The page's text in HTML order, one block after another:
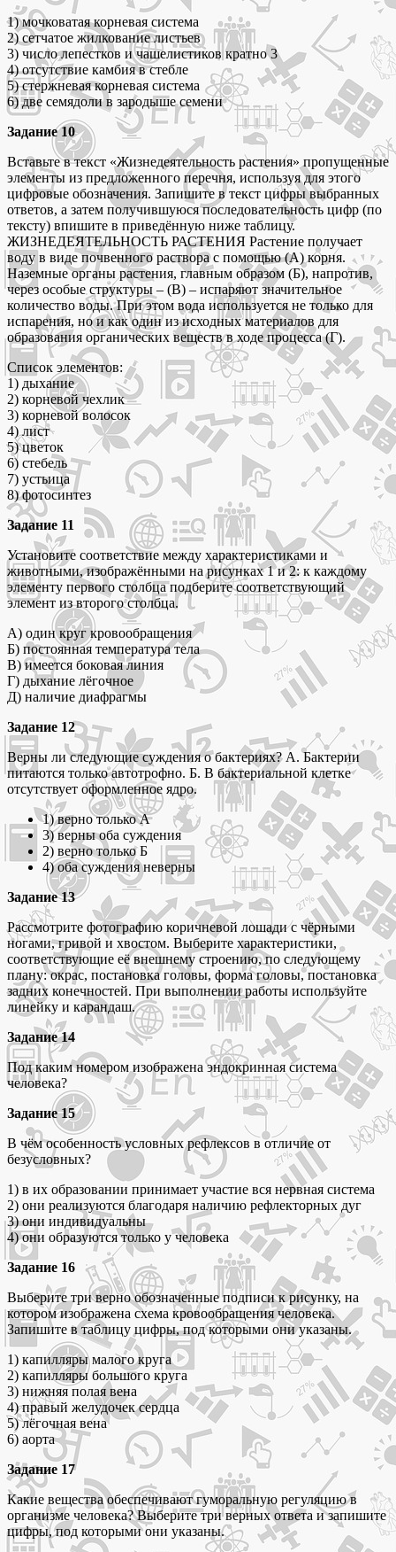
1) мочковатая корневая система
2) сетчатое жилкование листьев
3) число лепестков и чашелистиков кратно 3
4) отсутствие камбия в стебле
5) стержневая корневая система
6) две семядоли в зародыше семени
Задание 10
Вставьте в текст «Жизнедеятельность растения» пропущенные
элементы из предложенного перечня, используя для этого
цифровые обозначения. Запишите в текст цифры выбранных
ответов, а затем получившуюся последовательность цифр (по
тексту) впишите в приведённую ниже таблицу.
ЖИЗНЕДЕЯТЕЛЬНОСТЬ РАСТЕНИЯ Растение получает
воду в виде почвенного раствора с помощью (А) корня.
Наземные органы растения, главным образом (Б), напротив,
через особые структуры – (В) – испаряют значительное
количество воды. При этом вода используется не только для
испарения, но и как один из исходных материалов для
образования органических веществ в ходе процесса (Г).
Список элементов:
1) дыхание
2) корневой чехлик
3) корневой волосок
4) лист
5) цветок
6) стебель
7) устьица
8) фотосинтез
Задание 11
Установите соответствие между характеристиками и
животными, изображёнными на рисунках 1 и 2: к каждому
элементу первого столбца подберите соответствующий
элемент из второго столбца.
А) один круг кровообращения
Б) постоянная температура тела
В) имеется боковая линия
Г) дыхание лёгочное
Д) наличие диафрагмы
Задание 12
Верны ли следующие суждения о бактериях? А. Бактерии
питаются только автотрофно. Б. В бактериальной клетке
отсутствует оформленное ядро.
1) верно только А
3) верны оба суждения
2) верно только Б
4) оба суждения неверны
Задание 13
Рассмотрите фотографию коричневой лошади с чёрными
ногами, гривой и хвостом. Выберите характеристики,
соответствующие её внешнему строению, по следующему
плану: окрас, постановка головы, форма головы, постановка
задних конечностей. При выполнении работы используйте
линейку и карандаш.
Задание 14
Под каким номером изображена эндокринная система
человека?
Задание 15
В чём особенность условных рефлексов в отличие от
безусловных?
1) в их образовании принимает участие вся нервная система
2) они реализуются благодаря наличию рефлекторных дуг
3) они индивидуальны
4) они образуются только у человека
Задание 16
Выберите три верно обозначенные подписи к рисунку, на
котором изображена схема кровообращения человека.
Запишите в таблицу цифры, под которыми они указаны.
1) капилляры малого круга
2) капилляры большого круга
3) нижняя полая вена
4) правый желудочек сердца
5) лёгочная вена
6) аорта
Задание 17
Какие вещества обеспечивают гуморальную регуляцию в
организме человека? Выберите три верных ответа и запишите
цифры, под которыми они указаны.